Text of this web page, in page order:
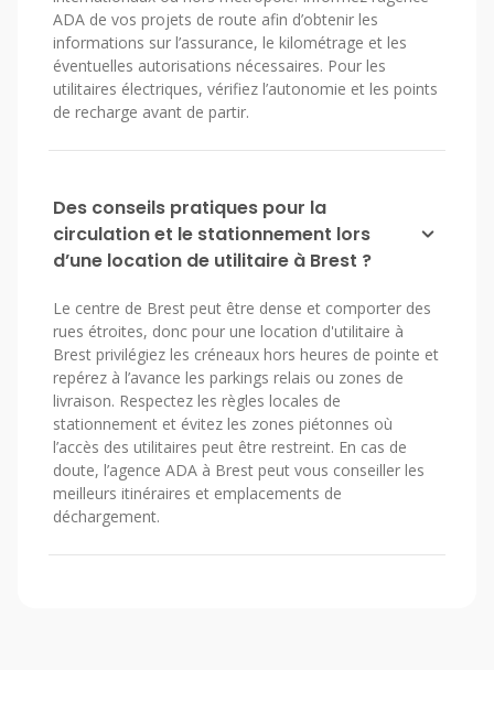
ADA de vos projets de route afin d’obtenir les
informations sur l’assurance, le kilométrage et les
éventuelles autorisations nécessaires. Pour les
utilitaires électriques, vérifiez l’autonomie et les points
de recharge avant de partir.
Des conseils pratiques pour la
circulation et le stationnement lors
d’une location de utilitaire à Brest ?
Le centre de Brest peut être dense et comporter des
rues étroites, donc pour une location d'utilitaire à
Brest privilégiez les créneaux hors heures de pointe et
repérez à l’avance les parkings relais ou zones de
livraison. Respectez les règles locales de
stationnement et évitez les zones piétonnes où
l’accès des utilitaires peut être restreint. En cas de
doute, l’agence ADA à Brest peut vous conseiller les
meilleurs itinéraires et emplacements de
déchargement.